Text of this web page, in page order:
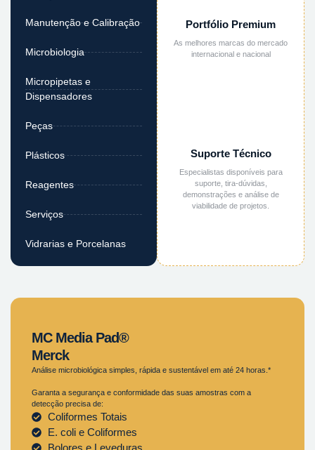
Manutenção e Calibração
Microbiologia
Micropipetas e
Dispensadores
Peças
Plásticos
Reagentes
Serviços
Vidrarias e Porcelanas
Portfólio Premium
As melhores marcas do mercado
internacional e nacional
Suporte Técnico
Especialistas disponíveis para
suporte, tira-dúvidas,
demonstrações e análise de
viabilidade de projetos.
MC Media Pad®
Merck
Análise microbiológica simples, rápida e sustentável em até 24 horas.*
Garanta a segurança e conformidade das suas amostras com a
detecção precisa de:
Coliformes Totais
E. coli e Coliformes